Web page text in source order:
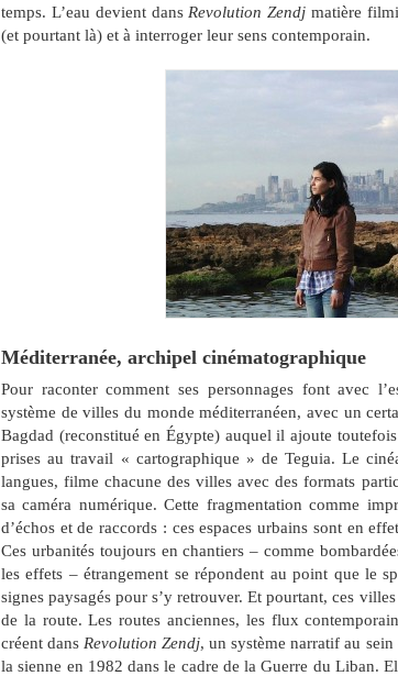
temps. L’eau devient dans Revolution Zendj matière
(et pourtant là) et à interroger leur sens contemporain.
Méditerranée, archipel cinématographique
Pour raconter comment ses personnages font avec
système de villes du monde méditerranéen, avec un
Bagdad (reconstitué en Égypte) auquel il ajoute
prises au travail « cartographique » de Teguia. Le
langues, filme chacune des villes avec des formats
sa caméra numérique. Cette fragmentation comme
d’échos et de raccords : ces espaces urbains sont en
Ces urbanités toujours en chantiers – comme
les effets – étrangement se répondent au point que le
signes paysagés pour s’y retrouver. Et pourtant, ces
de la route. Les routes anciennes, les flux
créent dans Revolution Zendj, un système narratif au
la sienne en 1982 dans le cadre de la Guerre du Liban.